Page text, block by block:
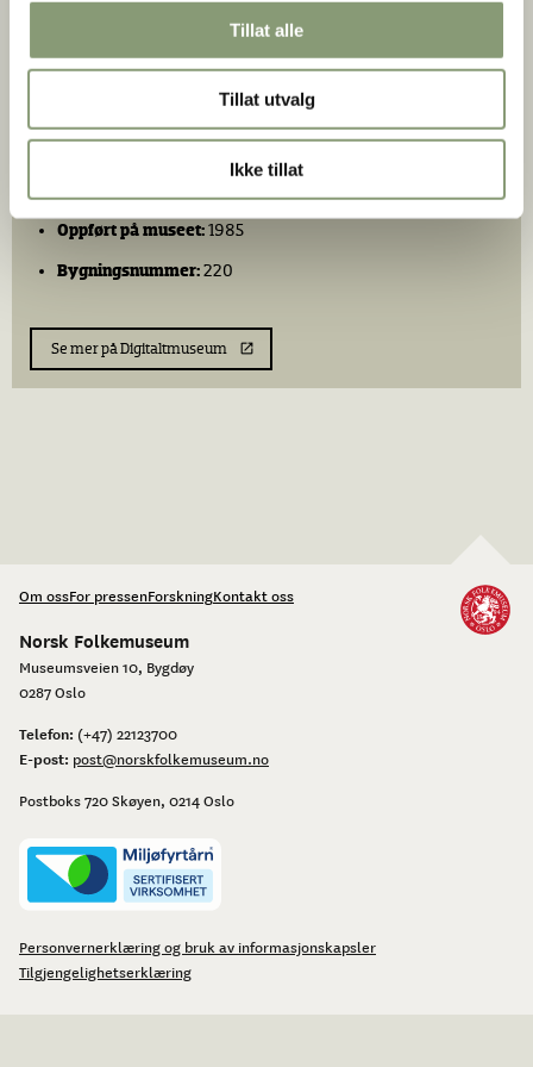
Tillat alle
Tillat utvalg
Ikke tillat
Oppført på museet:1985
Bygningsnummer:220
Se mer på Digitaltmuseum
Om ossFor pressenForskningKontakt oss
Norsk Folkemuseum
Museumsveien 10, Bygdøy
0287 Oslo
Telefon: (+47) 22123700
E-post: post@norskfolkemuseum.no
Postboks 720 Skøyen, 0214 Oslo
Personvernerklæring og bruk av informasjonskapsler
Tilgjengelighetserklæring